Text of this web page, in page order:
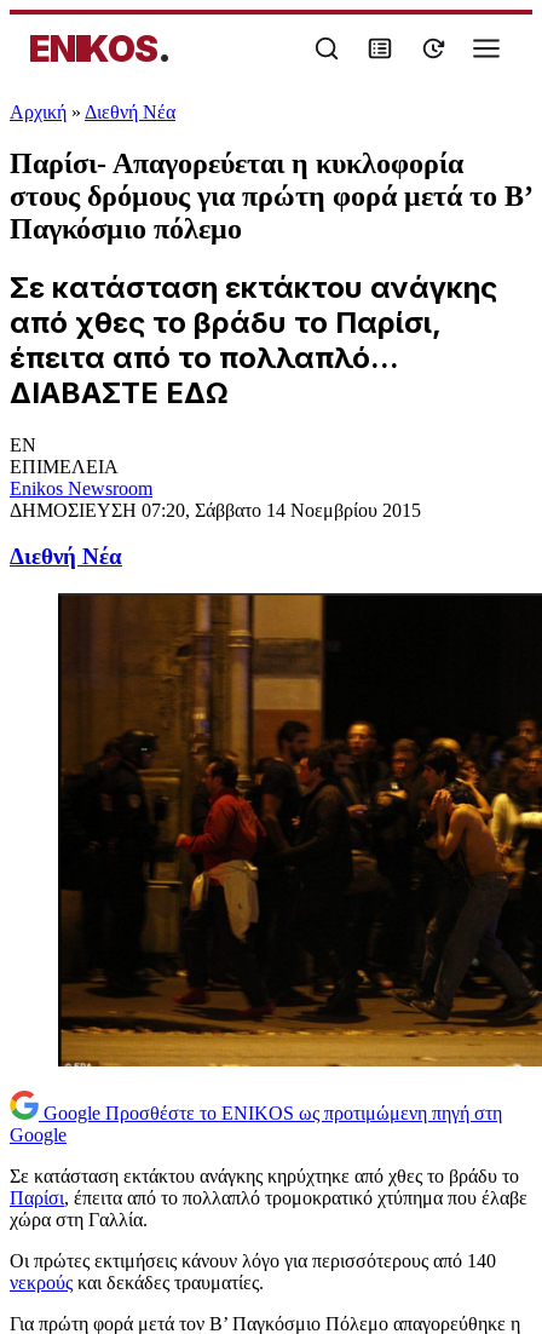
ENIKOS.
Αρχική » Διεθνή Νέα
Παρίσι- Απαγορεύεται η κυκλοφορία
στους δρόμους για πρώτη φορά μετά το Β’
Παγκόσμιο πόλεμο
Σε κατάσταση εκτάκτου ανάγκης
από χθες το βράδυ το Παρίσι,
έπειτα από το πολλαπλό...
ΔΙΑΒΑΣΤΕ ΕΔΩ
EN
ΕΠΙΜΕΛΕΙΑ
Enikos Newsroom
ΔΗΜΟΣΙΕΥΣΗ 07:20, Σάββατο 14 Νοεμβρίου 2015
Διεθνή Νέα
Google Προσθέστε το ENIKOS ως προτιμώμενη πηγή στη
Google
Σε κατάσταση εκτάκτου ανάγκης κηρύχτηκε από χθες το βράδυ το
Παρίσι, έπειτα από το πολλαπλό τρομοκρατικό χτύπημα που έλαβε
χώρα στη Γαλλία.
Οι πρώτες εκτιμήσεις κάνουν λόγο για περισσότερους από 140
νεκρούς και δεκάδες τραυματίες.
Για πρώτη φορά μετά τον Β’ Παγκόσμιο Πόλεμο απαγορεύθηκε η